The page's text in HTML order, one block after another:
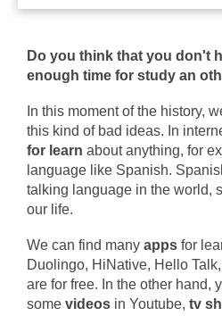
Do you think that you don't
enough time for study an
In this moment of the history,
this kind of bad ideas. In
for learn about anything, for
language like Spanish.
talking language in the world,
our life.
We can find many apps for
Duolingo, HiNative, Hello
are for free. In the other hand,
some videos in Youtube, tv